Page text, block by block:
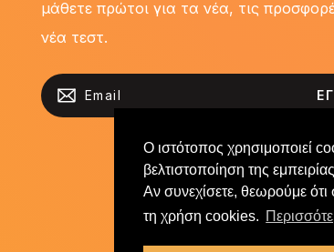
Ο ιστότοπος χρησιμοποιεί
βελτιστοποίηση της
Αν συνεχίσετε, θεωρούμε ότι
τη χρήση cookies.
μάθετε πρώτοι για τα νέα, τις
νέα τεστ.
Design by Kalev - Development